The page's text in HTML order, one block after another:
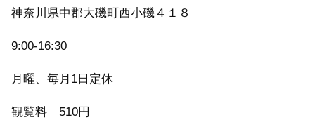
神奈川県中郡大磯町西小磯４１８
9:00-16:30
月曜、毎月1日定休
観覧料 510円